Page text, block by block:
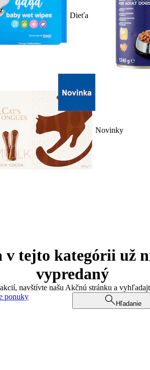
Dieťa
Novinky
v tejto kategórii už
vypredaný
navštívte našu Akčnú stránku a
ponuky
Hľadanie